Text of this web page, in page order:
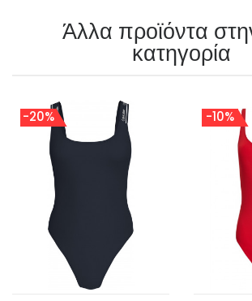
Άλλα προϊόντα
κατηγορία
-20% -10%